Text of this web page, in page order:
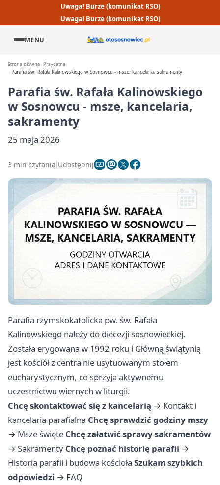
Uwaga! Burze (komunikat RSO)
Uwaga! Burze (komunikat RSO)
MENU
Strona główna
Przydatne
Parafia św. Rafała Kalinowskiego w Sosnowcu - msze, kancelaria, sakramenty
Parafia św. Rafała Kalinowskiego
w Sosnowcu - msze, kancelaria,
sakramenty
25 maja 2026
3 min czytania Udostępnij
Parafia rzymskokatolicka pw. św. Rafała
Kalinowskiego należy do diecezji sosnowieckiej.
Została erygowana w 1992 roku i Główną świątynią
jest kościół z centralnie usytuowanym stołem
eucharystycznym, co sprzyja aktywnemu
uczestnictwu wiernych w liturgii.
Chcę skontaktować się z kancelarią → Kontakt i
kancelaria parafialna Chcę sprawdzić godziny mszy
→ Msze święte Chcę załatwić sprawy sakramentów
→ Sakramenty Chcę poznać historię parafii →
Historia parafii i budowa kościoła Szukam szybkich
odpowiedzi → FAQ